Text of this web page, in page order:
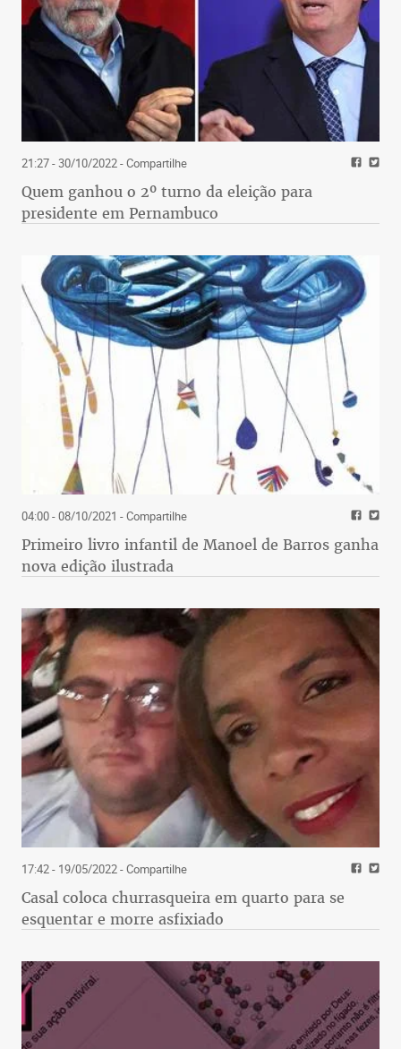
21:27 - 30/10/2022- Compartilhe
Quem ganhou o 2º turno da eleição para
presidente em Pernambuco
04:00 - 08/10/2021 - Compartilhe
Primeiro livro infantil de Manoel de Barros ganha
nova edição ilustrada
17:42 - 19/05/2022- Compartilhe
Casal coloca churrasqueira em quarto para se
esquentar e morre asfixiado